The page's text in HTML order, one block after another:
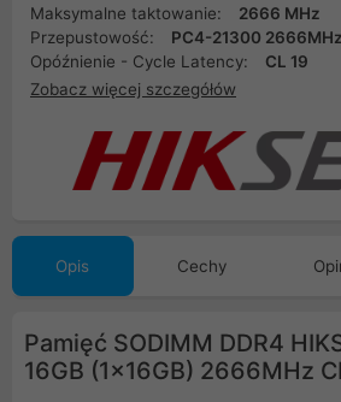
Maksymalne taktowanie:
2666 MHz
Przepustowość:
PC4-21300 2666MHz
Opóźnienie - Cycle Latency:
CL 19
Zobacz więcej szczegółów
Opis Cechy
Pamięć SODIMM DDR4
16GB (1x16GB) 2666MHz